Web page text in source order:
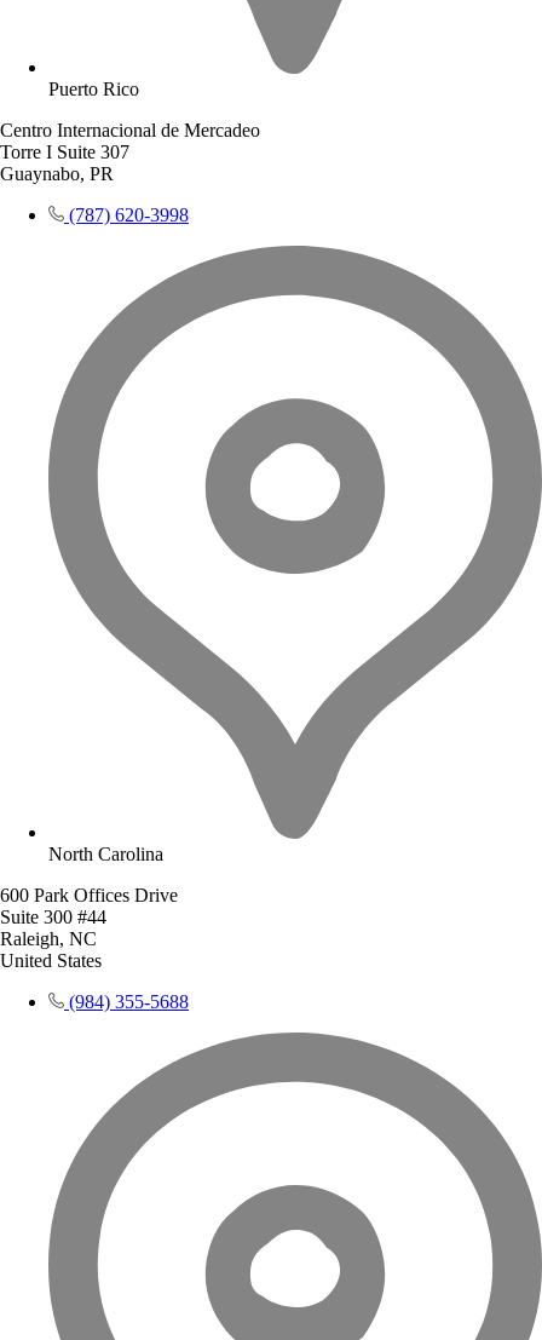
Puerto Rico
Centro Internacional de Mercadeo
Torre I Suite 307
Guaynabo, PR
(787) 620-3998
North Carolina
600 Park Offices Drive
Suite 300 #44
Raleigh, NC
United States
(984) 355-5688